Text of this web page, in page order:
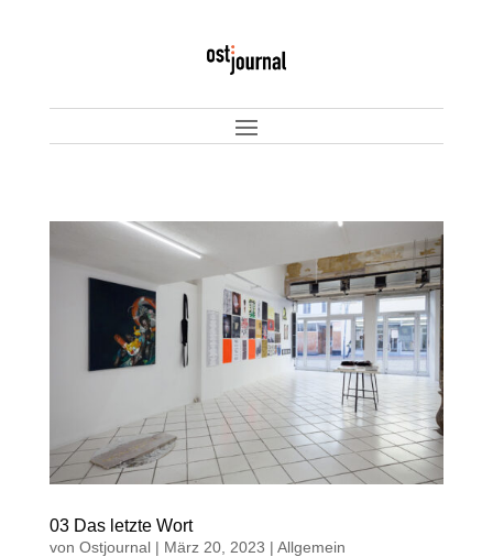
03 Das letzte Wort
von Ostjournal| März 20, 2023 | Allgemein